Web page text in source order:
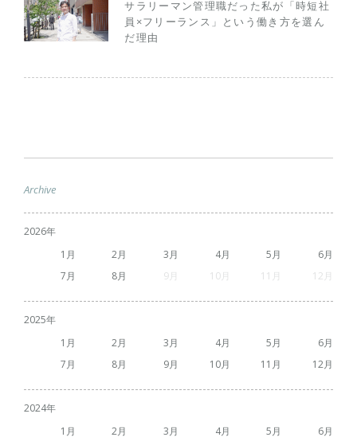
サラリーマン管理職だった私が「時短社
員×フリーランス」という働き方を選ん
だ理由
Archive
2026
1
2 3 4 5
6
7
8 9 10 11 12
2025
1
2 3 4 5
6
7
8 9 10 11 12
2024
1
2 3 4 5
6